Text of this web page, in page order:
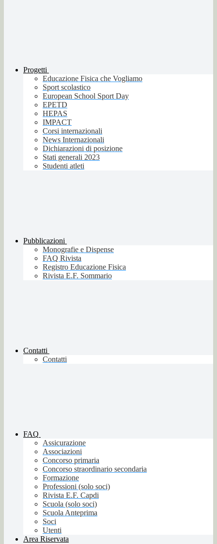
Progetti
Educazione Fisica che Vogliamo
Sport scolastico
European School Sport Day
EPETD
HEPAS
IMPACT
Corsi internazionali
News Internazionali
Dichiarazioni di posizione
Stati generali 2023
Studenti atleti
Pubblicazioni
Monografie e Dispense
FAQ Rivista
Registro Educazione Fisica
Rivista E.F. Sommario
Contatti
Contatti
FAQ
Assicurazione
Associazioni
Concorso primaria
Concorso straordinario secondaria
Formazione
Professioni (solo soci)
Rivista E.F. Capdi
Scuola (solo soci)
Scuola Anteprima
Soci
Utenti
Area Riservata